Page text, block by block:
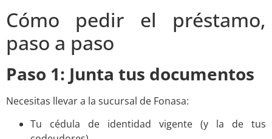
Cómo pedir el préstamo,
paso a paso
Paso 1: Junta tus documentos
Necesitas llevar a la sucursal de Fonasa:
Tu cédula de identidad vigente (y la de tus